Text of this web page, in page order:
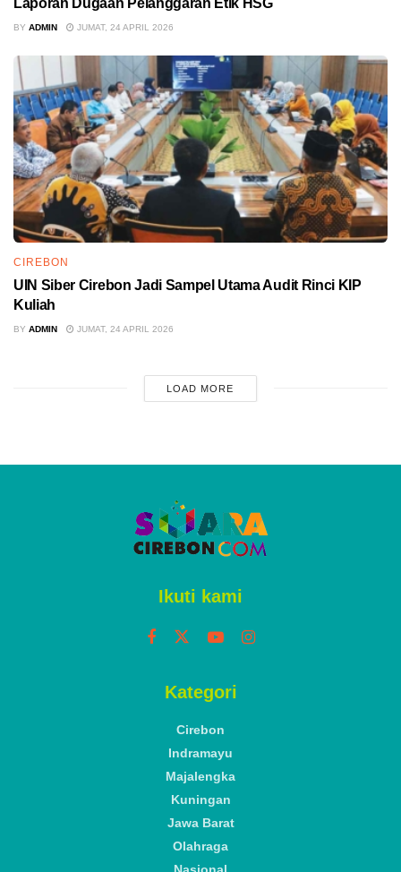
BY ADMIN JUMAT, 24 APRIL 2026
CIREBON
UIN Siber Cirebon Jadi Sampel Utama Audit Rinci KIP
Kuliah
BY ADMIN JUMAT, 24 APRIL 2026
LOAD MORE
Cirebon Bakal Jadi Kawasan
Ekobudpar